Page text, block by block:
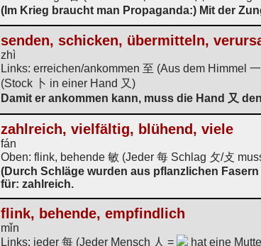
(Im Krieg braucht man Propaganda:) Mit der
senden, schicken, übermitteln,
zhì
Links: erreichen/ankommen 至 (Aus dem Himmel
(Stock 卜 in einer Hand 又)
Damit er ankommen kann, muss die Hand 又
zahlreich, vielfältig, blühend, viele
fán
Oben: flink, behende 敏 (Jeder 每 Schlag 攵/攴
(Durch Schläge wurden aus pflanzlichen
für: zahlreich.
flink, behende, empfindlich
mǐn
Links: jeder 每 (Jeder Mensch 人 =
hat eine